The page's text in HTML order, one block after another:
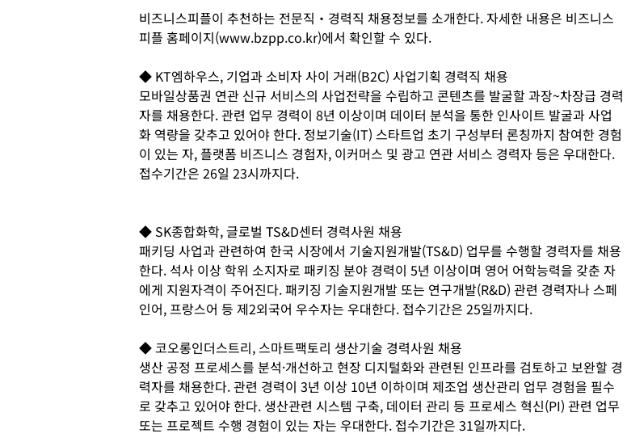
비즈니스피플이 추천하는 전문직‧경력직 채용정보를 소개한다. 자세한 내용은 비즈니스
피플 홈페이지(www.bzpp.co.kr)에서 확인할 수 있다.
◆ KT엠하우스, 기업과 소비자 사이 거래(B2C) 사업기획 경력직 채용
모바일상품권 연관 신규 서비스의 사업전략을 수립하고 콘텐츠를 발굴할 과장~차장급 경력
자를 채용한다. 관련 업무 경력이 8년 이상이며 데이터 분석을 통한 인사이트 발굴과 사업
화 역량을 갖추고 있어야 한다. 정보기술(IT) 스타트업 초기 구성부터 론칭까지 참여한 경험
이 있는 자, 플랫폼 비즈니스 경험자, 이커머스 및 광고 연관 서비스 경력자 등은 우대한다.
접수기간은 26일 23시까지다.
◆ SK종합화학, 글로벌 TS&D센터 경력사원 채용
패키딩 사업과 관련하여 한국 시장에서 기술지원개발(TS&D) 업무를 수행할 경력자를 채용
한다. 석사 이상 학위 소지자로 패키징 분야 경력이 5년 이상이며 영어 어학능력을 갖춘 자
에게 지원자격이 주어진다. 패키징 기술지원개발 또는 연구개발(R&D) 관련 경력자나 스페
인어, 프랑스어 등 제2외국어 우수자는 우대한다. 접수기간은 25일까지다.
◆ 코오롱인더스트리, 스마트팩토리 생산기술 경력사원 채용
생산 공정 프로세스를 분석·개선하고 현장 디지털화와 관련된 인프라를 검토하고 보완할 경
력자를 채용한다. 관련 경력이 3년 이상 10년 이하이며 제조업 생산관리 업무 경험을 필수
로 갖추고 있어야 한다. 생산관련 시스템 구축, 데이터 관리 등 프로세스 혁신(PI) 관련 업무
또는 프로젝트 수행 경험이 있는 자는 우대한다. 접수기간은 31일까지다.